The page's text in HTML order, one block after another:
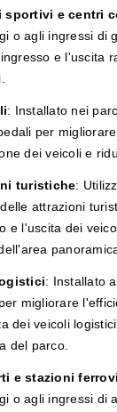
sportivi e centri
o agli ingressi di
e l'uscita
: Installato nei
per
dei veicoli e
turistiche:
attrazioni
e l'uscita dei
: Installato
migliorare
dei veicoli
del parco.
e stazioni
o agli ingressi di